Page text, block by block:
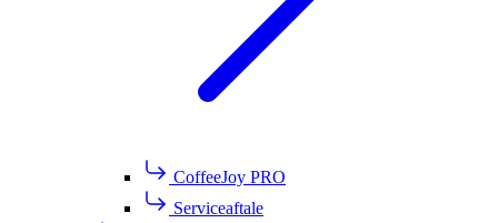
CoffeeJoy PRO
Serviceaftale